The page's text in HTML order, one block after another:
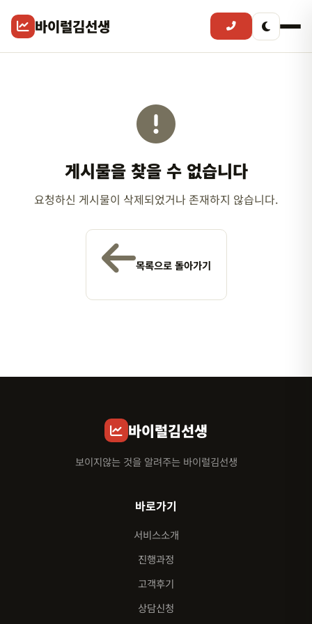
바이럴김선생
게시물을 찾을 수 없습니다
요청하신 게시물이 삭제되었거나 존재하지 않습니다.
목록으로 돌아가기
바이럴김선생
보이지않는 것을 알려주는 바이럴김선생
바로가기
서비스소개
진행과정
고객후기
상담신청